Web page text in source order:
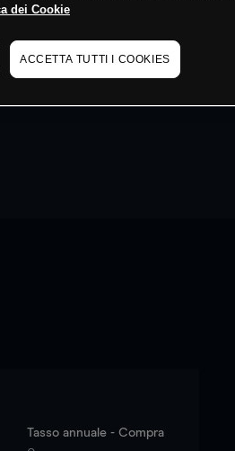
Tasso annuale - Compra
dei Cookie
ACCETTA TUTTI I COOKIES